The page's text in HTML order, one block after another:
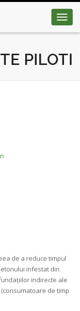
PILOTI
de a reduce timpul
infestat din
indirecte ale
de timp